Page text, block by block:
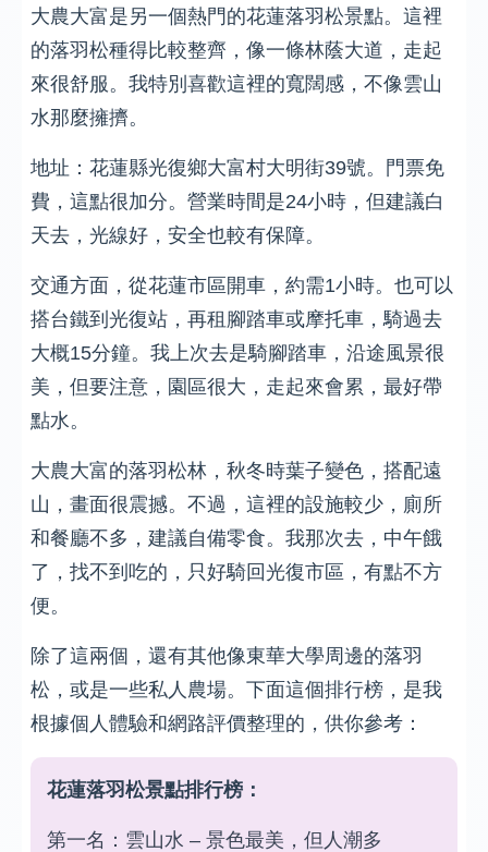
大農大富是另一個熱門的花蓮落羽松景點。這裡
的落羽松種得比較整齊，像一條林蔭大道，走起
來很舒服。我特別喜歡這裡的寬闊感，不像雲山
水那麼擁擠。
地址：花蓮縣光復鄉大富村大明街39號。門票免
費，這點很加分。營業時間是24小時，但建議白
天去，光線好，安全也較有保障。
交通方面，從花蓮市區開車，約需1小時。也可以
搭台鐵到光復站，再租腳踏車或摩托車，騎過去
大概15分鐘。我上次去是騎腳踏車，沿途風景很
美，但要注意，園區很大，走起來會累，最好帶
點水。
大農大富的落羽松林，秋冬時葉子變色，搭配遠
山，畫面很震撼。不過，這裡的設施較少，廁所
和餐廳不多，建議自備零食。我那次去，中午餓
了，找不到吃的，只好騎回光復市區，有點不方
便。
除了這兩個，還有其他像東華大學周邊的落羽
松，或是一些私人農場。下面這個排行榜，是我
根據個人體驗和網路評價整理的，供你參考：
花蓮落羽松景點排行榜：
第一名：雲山水 – 景色最美，但人潮多